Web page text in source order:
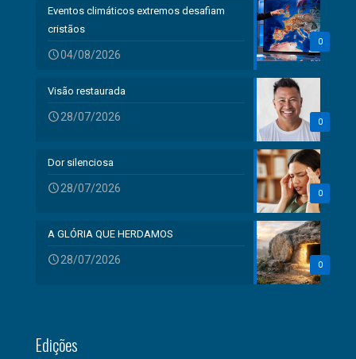
0
Eventos climáticos extremos desafiam
cristãos
04/08/2026
0
Visão restaurada
28/07/2026
0
Dor silenciosa
28/07/2026
0
A GLÓRIA QUE HERDAMOS
28/07/2026
Edições